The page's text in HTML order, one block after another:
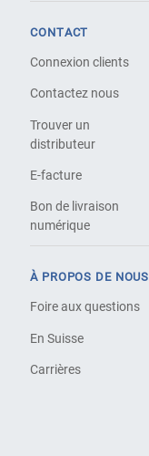
CONTACT
Connexion clients
Contactez nous
Trouver un
distributeur
E-facture
Bon de livraison
numérique
À PROPOS DE NOUS
Foire aux questions
En Suisse
Carrières